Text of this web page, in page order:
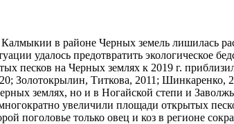
в районе Черных земель лишилась
удалось предотвратить экологическое
песков на Черных землях к 2019 г.
Золотокрылин, Титкова, 2011; Шинкаренко,
землях, но и в Ногайской степи и
увеличили площади открытых
поголовье только овец и коз в регионе